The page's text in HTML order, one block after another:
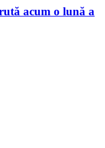
acum o lună a